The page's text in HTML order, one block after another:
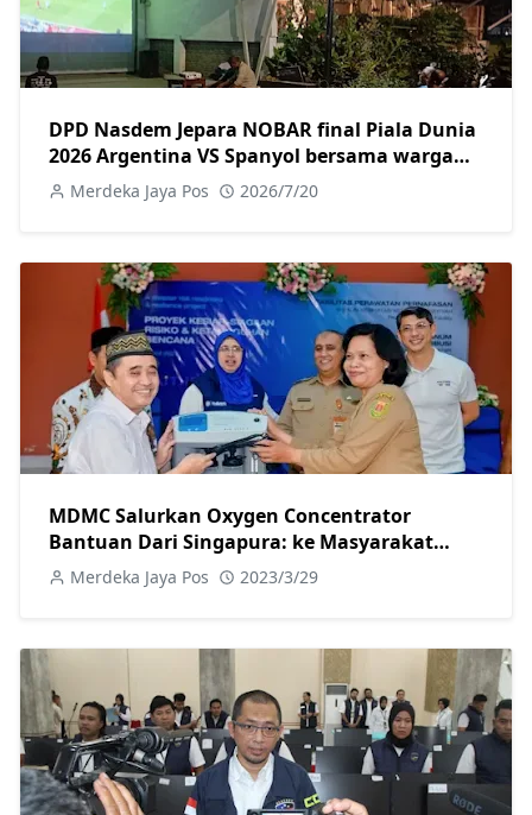
DPD Nasdem Jepara NOBAR final Piala Dunia
2026 Argentina VS Spanyol bersama warga
Jepara
Merdeka Jaya Pos 2026/7/20
MDMC Salurkan Oxygen Concentrator
Bantuan Dari Singapura: ke Masyarakat
Gunung Berapi Magelang
Merdeka Jaya Pos 2023/3/29